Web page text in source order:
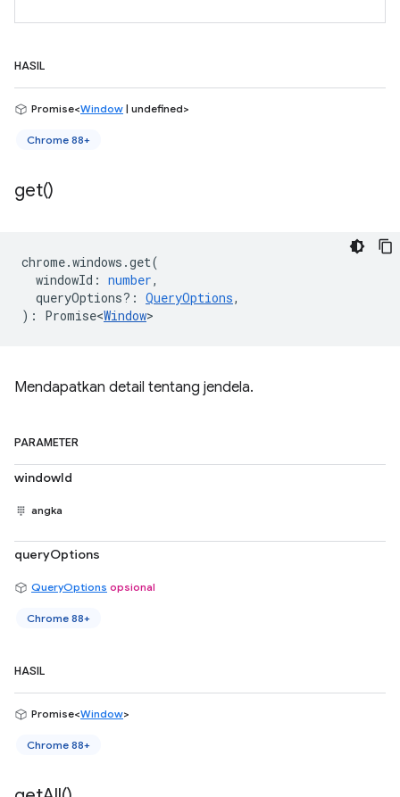
HASIL
Promise<Window | undefined>
Chrome 88+
get()
chrome.windows .get(
windowId : number,
queryOptions? : QueryOptions,
) : Promise<Window>
Mendapatkan detail tentang jendela.
PARAMETER
windowId
angka
queryOptions
QueryOptions opsional
Chrome 88+
HASIL
Promise<Window>
Chrome 88+